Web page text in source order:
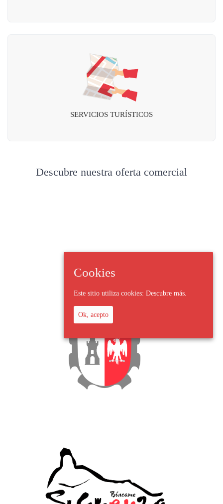
SERVICIOS TURÍSTICOS
Descubre nuestra oferta comercial
Cookies
Este sitio utiliza cookies: Descubre más.
Ok, acepto